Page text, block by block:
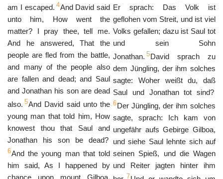
am I escaped. 4And David said
unto him, How went the
matter? I pray thee, tell me.
And he answered, That the
people are fled from the battle,
and many of the people also
are fallen and dead; and Saul
and Jonathan his son are dead
also. 5And David said unto the
young man that told him, How
knowest thou that Saul and
Jonathan his son be dead?
6And the young man that told
him said, As I happened by
chance upon mount Gilboa,
Er sprach: Das Volk ist
geflohen vom Streit, und ist viel
Volks gefallen; dazu ist Saul tot
und sein Sohn
Jonathan. 5David sprach zu
dem Jüngling, der ihm solches
sagte: Woher weißt du, daß
Saul und Jonathan tot sind?
6Der Jüngling, der ihm solches
sagte, sprach: Ich kam von
ungefähr aufs Gebirge Gilboa,
und siehe Saul lehnte sich auf
seinen Spieß, und die Wagen
und Reiter jagten hinter ihm
7